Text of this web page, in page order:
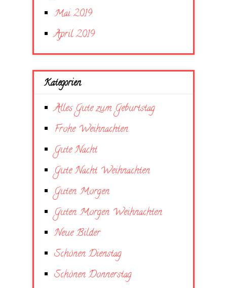
Mai 2019
April 2019
Kategorien
Alles Gute zum Geburtstag
Frohe Weihnachten
Gute Nacht
Gute Nacht Weihnachten
Guten Morgen
Guten Morgen Weihnachten
Neue Bilder
Schönen Dienstag
Schönen Donnerstag